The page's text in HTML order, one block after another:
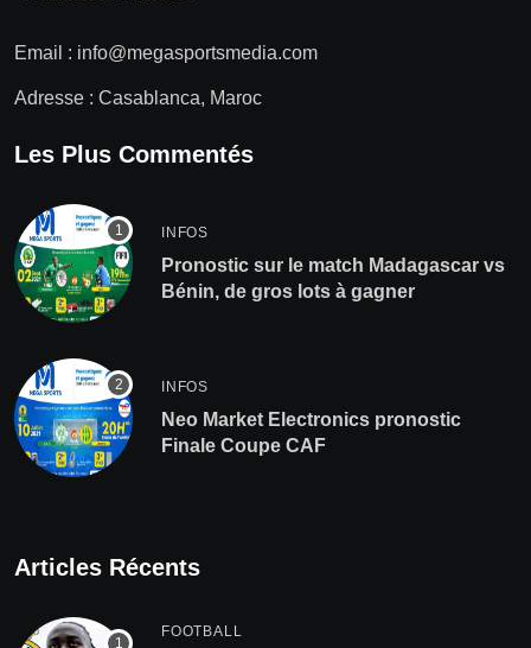
Email : info@megasportsmedia.com
Adresse : Casablanca, Maroc
Les Plus Commentés
INFOS
Pronostic sur le match Madagascar vs
Bénin, de gros lots à gagner
INFOS
Neo Market Electronics pronostic
Finale Coupe CAF
Articles Récents
FOOTBALL